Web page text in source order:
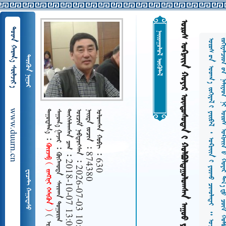
  
www.duurn.cn
 
 
 
ᠭᠦᠷᠵᠠᠪ            2018-10-07 13:08   2026-07-03 10:30   874380   630
         